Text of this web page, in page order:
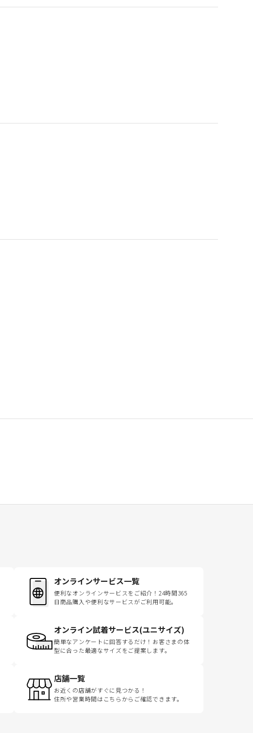
オンラインサービス一覧
便利なオンラインサービスをご紹介！24時間365
日商品購入や便利なサービスがご利用可能。
オンライン試着サービス(ユニサイズ)
簡単なアンケートに回答するだけ！お客さまの体
型に合った最適なサイズをご提案します。
店舗一覧
お近くの店舗がすぐに見つかる！
住所や営業時間はこちらからご確認できます。